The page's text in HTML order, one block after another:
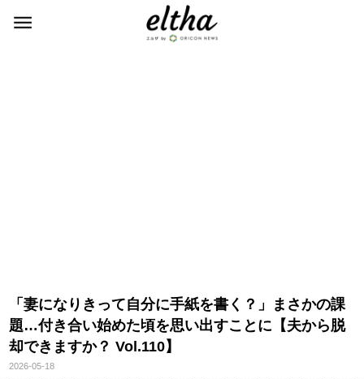
「妻になりきって自分に手紙を書く？」まさかの課
題…付き合い始めた頃を思い出すことに【夫から脱
却できますか？ Vol.110】
2026-05-18